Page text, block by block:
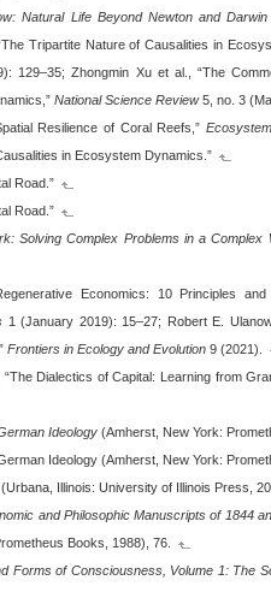
Natural Life Beyond Newton and Darwin
Tripartite Nature of Causalities in
129–35; Zhongmin Xu et al., “The
National Science Review5, no. 3
Resilience of Coral Reefs,”
in Ecosystem Dynamics.”
Road.”
Road.”
Solving Complex Problems in a Complex
Economics: 10 Principles
1 (January 2019): 15–27; Robert E.
Frontiers in Ecology and Evolution 9 (2021).
Dialectics of Capital: Learning from
Ideology (Amherst, New York:
Ideology (Amherst, New York:
(Urbana, Illinois: University of Illinois Press,
and Philosophic Manuscripts of 1844
Books, 1988), 76.
Forms of Consciousness, Volume 1: The